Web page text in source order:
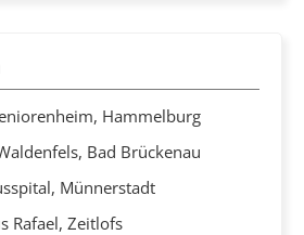
Hammelburg
Bad Brückenau
Münnerstadt
Rafael, Zeitlofs